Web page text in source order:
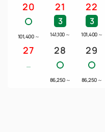
※お飲み物はプランには含
※アレルギーは一部ご対応
※ご利用時間は2時間とさせ
・4つのスタイルから選べ
20
101,400 ～
21
3
141,100 ～
22
3
101,400 ～
27 28
86,250 ～
29
86,250 ～